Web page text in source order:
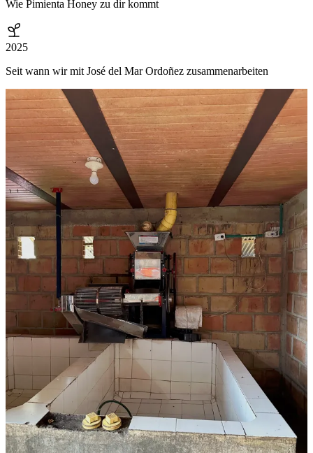
Wie Pimienta Honey zu dir kommt
2025
Seit wann wir mit José del Mar Ordoñez zusammenarbeiten